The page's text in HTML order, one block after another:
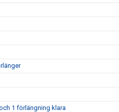
1 förlängning klara